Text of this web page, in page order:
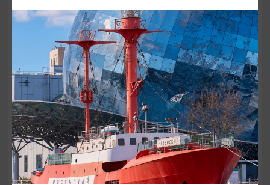
ОТ 1500₽
КОНЦЕРТЫ